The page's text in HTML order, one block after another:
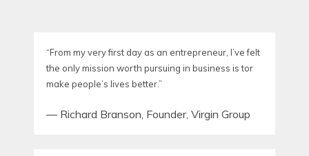
“From my very first day as an entrepreneur, I’ve felt
the only mission worth pursuing in business is tor
make people’s lives better.”
— Richard Branson Founder, Virgin Group